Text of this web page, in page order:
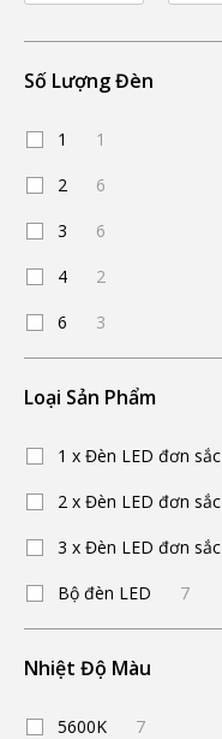
Số Lượng Đèn
1
1
2
6
3
6
4
2
6
3
Loại Sản Phẩm
1 x Đèn LED đơn sắc
2 x Đèn LED đơn sắc
3 x Đèn LED đơn sắc
Bộ đèn LED
7
Nhiệt Độ Màu
5600K
7